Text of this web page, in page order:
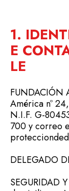
1.
E
LE
FUNDACIÓN
América nº
N.I.F. G-
700 y correo
DELEGADO
SEGURIDAD